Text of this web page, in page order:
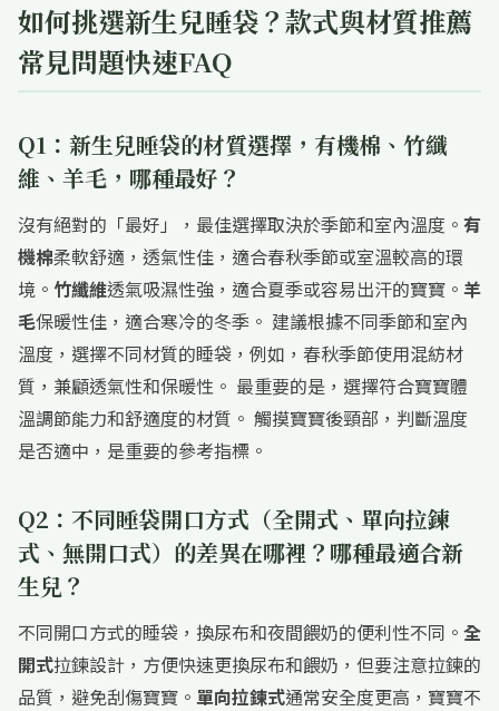
如何挑選新生兒睡袋？款式與材質推薦
常見問題快速FAQ
Q1：新生兒睡袋的材質選擇，有機棉、竹纖
維、羊毛，哪種最好？
沒有絕對的「最好」，最佳選擇取決於季節和室內溫度。 有
機棉柔軟舒適，透氣性佳，適合春秋季節或室溫較高的環
境。 竹纖維透氣吸濕性強，適合夏季或容易出汗的寶寶。 羊
毛保暖性佳，適合寒冷的冬季。 建議根據不同季節和室內
溫度，選擇不同材質的睡袋，例如，春秋季節使用混紡材
質，兼顧透氣性和保暖性。 最重要的是，選擇符合寶寶體
溫調節能力和舒適度的材質。 觸摸寶寶後頸部，判斷溫度
是否適中，是重要的參考指標。
Q2：不同睡袋開口方式（全開式、單向拉鍊
式、無開口式）的差異在哪裡？哪種最適合新
生兒？
不同開口方式的睡袋，換尿布和夜間餵奶的便利性不同。 全
開式拉鍊設計，方便快速更換尿布和餵奶，但要注意拉鍊的
品質，避免刮傷寶寶。 單向拉鍊式通常安全度更高，寶寶不